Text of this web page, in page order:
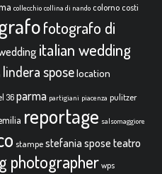
collecchio collina di nando colorno costi
fotografo di
italian wedding
lindera sposelocation
36parma partigiani piacenza pulitzer
reportage salsomaggiore
stampe stefania spose teatro
photographer wps